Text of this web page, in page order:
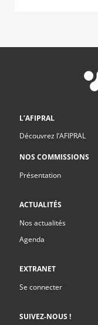
L’AFIPRAL
Découvrez l’AFIPRAL
NOS COMMISSIONS
Présentation
ACTUALITÉS
Nos actualités
Agenda
EXTRANET
Se connecter
SUIVEZ-NOUS !